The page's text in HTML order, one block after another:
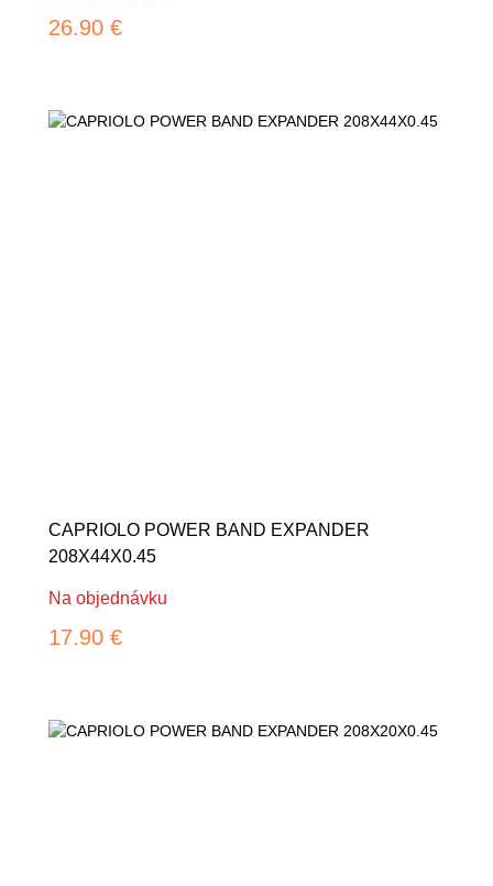
26.90 €
CAPRIOLO POWER BAND EXPANDER
208X44X0.45
Na objednávku
17.90 €